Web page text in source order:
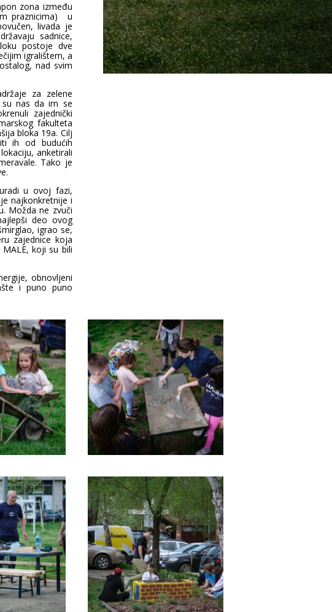
zona između
praznicima) u
livada je
sadnice,
postoje dve
igralištem, a
nad svim
za zelene
nas da im se
zajednički
fakulteta
bloka 19a. Cilj
ih od budućih
anketirali
Tako je
u ovoj fazi,
najkonkretnije i
Možda ne zvuči
deo ovog
igrao se,
zajednice koja
koji su bili
obnovljeni
i puno puno